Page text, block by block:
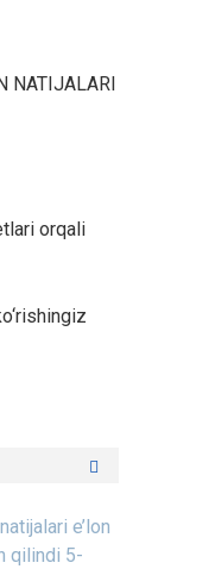
NATIJALARI
orqali
e’lon
qilindi 5-